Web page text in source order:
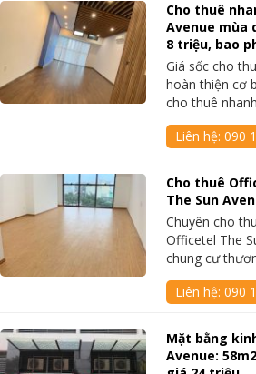
Cho thuê
Avenue mùa
8 triệu, bao
Giá sốc cho
hoàn thiện cơ
cho thuê
Liên hệ:090
Cho thuê
The Sun
Chuyên cho
Officetel The
chung cư
Liên hệ:090
Mặt bằng
Avenue: